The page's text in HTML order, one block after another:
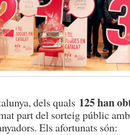
dels quals 125 han
part del sorteig públic
Els afortunats són: